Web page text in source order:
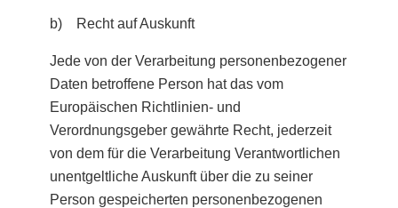
b) Recht auf Auskunft
Jede von der Verarbeitung personenbezogener
Daten betroffene Person hat das vom
Europäischen Richtlinien- und
Verordnungsgeber gewährte Recht, jederzeit
von dem für die Verarbeitung Verantwortlichen
unentgeltliche Auskunft über die zu seiner
Person gespeicherten personenbezogenen